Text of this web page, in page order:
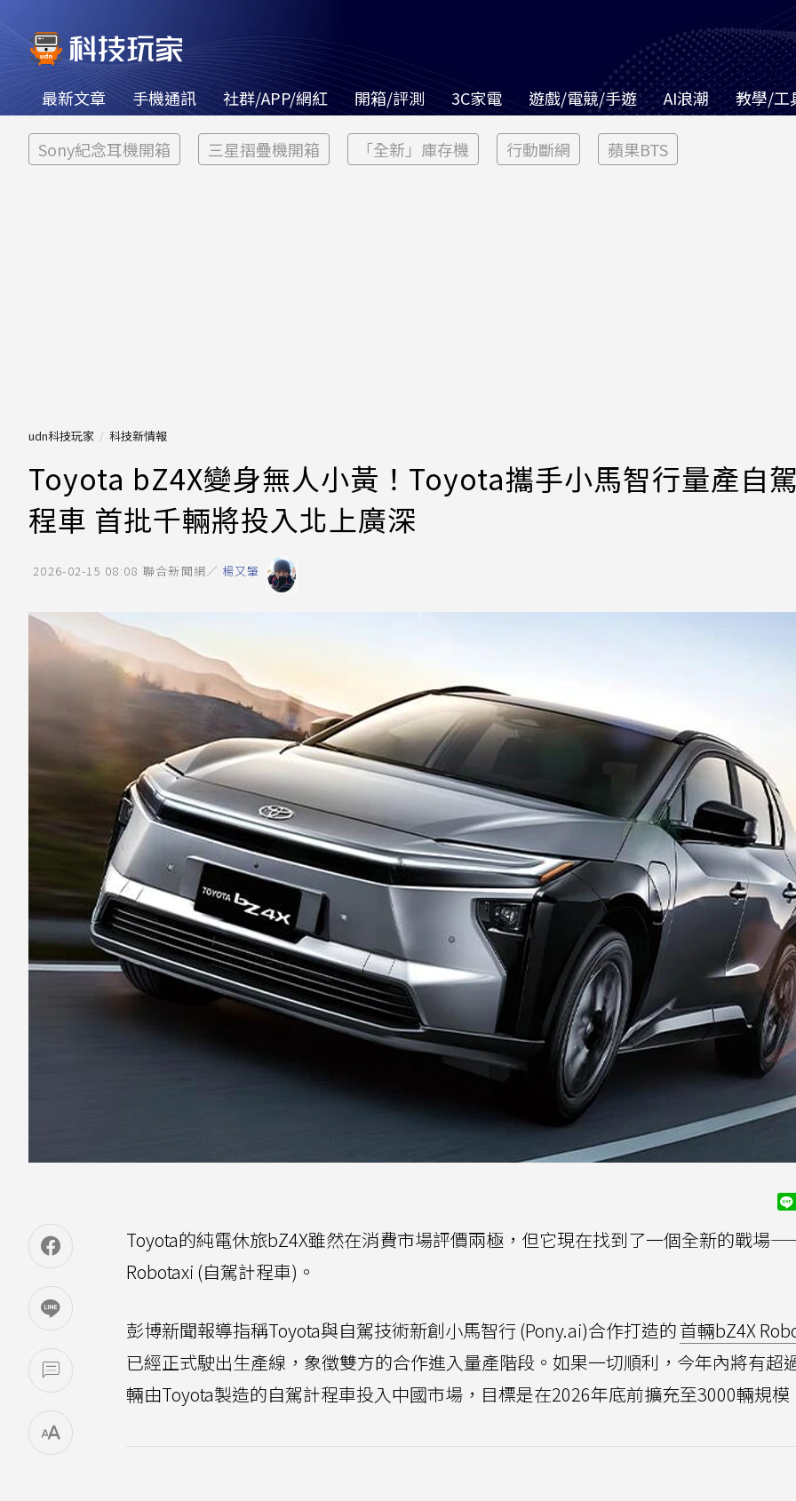
最新文章 手機通訊 社群/APP/網紅 開箱/評測 3C家電 遊戲/電競/手遊 AI浪潮 教學/工
Sony紀念耳機開箱 三星摺疊機開箱 「全新」庫存機 行動斷網 蘋果BTS
udn科技玩家 科技新情報
Toyota bZ4X變身無人小黃！Toyota攜手小馬智行量產自
程車 首批千輛將投入北上廣深
2026-02-15 08:08 聯合新聞網／ 楊又肇
Toyota的純電休旅bZ4X雖然在消費市場評價兩極，但它現在找到了一個全新的戰場
Robotaxi (自駕計程車)。
彭博新聞報導指稱Toyota與自駕技術新創小馬智行 (Pony.ai)合作打造的首輛bZ4X
已經正式駛出生產線，象徵雙方的合作進入量產階段。如果一切順利，今年內將有超
輛由Toyota製造的自駕計程車投入中國市場，目標是在2026年底前擴充至3000輛規模